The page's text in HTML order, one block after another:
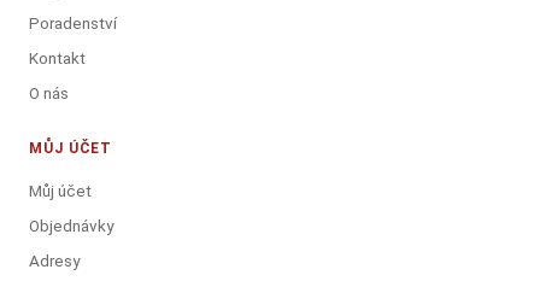
Poradenství
Kontakt
O nás
MŮJ ÚČET
Můj účet
Objednávky
Adresy